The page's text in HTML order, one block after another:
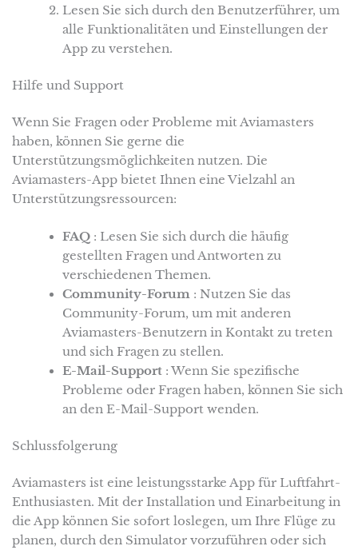
Lesen Sie sich durch den Benutzerführer, um
alle Funktionalitäten und Einstellungen der
App zu verstehen.
Hilfe und Support
Wenn Sie Fragen oder Probleme mit Aviamasters
haben, können Sie gerne die
Unterstützungsmöglichkeiten nutzen. Die
Aviamasters-App bietet Ihnen eine Vielzahl an
Unterstützungsressourcen:
FAQ : Lesen Sie sich durch die häufig
gestellten Fragen und Antworten zu
verschiedenen Themen.
Community-Forum : Nutzen Sie das
Community-Forum, um mit anderen
Aviamasters-Benutzern in Kontakt zu treten
und sich Fragen zu stellen.
E-Mail-Support : Wenn Sie spezifische
Probleme oder Fragen haben, können Sie sich
an den E-Mail-Support wenden.
Schlussfolgerung
Aviamasters ist eine leistungsstarke App für Luftfahrt-
Enthusiasten. Mit der Installation und Einarbeitung in
die App können Sie sofort loslegen, um Ihre Flüge zu
planen, durch den Simulator vorzuführen oder sich